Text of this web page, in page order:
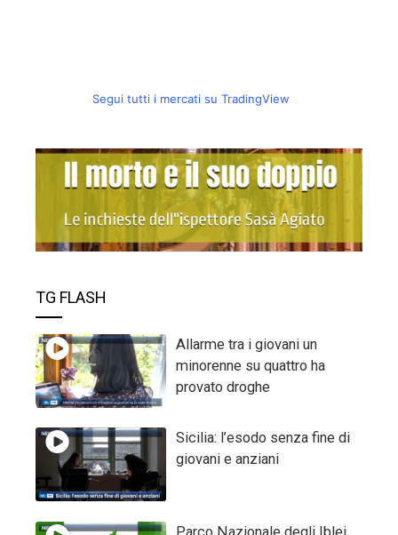
Segui tutti i mercati su TradingView
TG FLASH
Allarme tra i giovani un
minorenne su quattro ha
provato droghe
Sicilia: l’esodo senza fine di
giovani e anziani